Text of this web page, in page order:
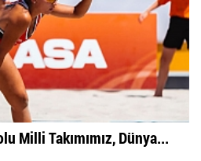
Milli Takımımız, Dünya...